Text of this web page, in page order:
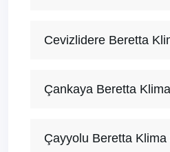
Cevizlidere Beretta
Çankaya Beretta
Çayyolu Beretta Klima